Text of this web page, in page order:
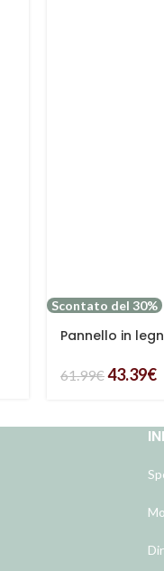
Scontato del 30%
Pannello in
61.99€43.39€